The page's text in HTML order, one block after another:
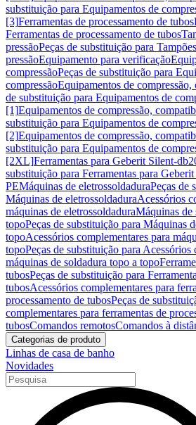
substituição para Equipamentos de
[3]Ferramentas de processamento de tubos
Ferramentas de processamento de tubos
pressãoPeças de substituição para
pressãoEquipamento para verificação
compressãoPeças de substituição para
compressãoEquipamentos de
de substituição para Equipamentos de
[1]Equipamentos de compressão,
substituição para Equipamentos de
[2]Equipamentos de compressão,
substituição para Equipamentos de
[2XL]Ferramentas para Geberit Silent-
substituição para Ferramentas para
PEMáquinas de eletrossoldaduraPeças de
Máquinas de eletrossoldaduraAcessórios
máquinas de eletrossoldaduraMáquinas de
topoPeças de substituição para Máquinas
topoAcessórios complementares para
topoPeças de substituição para Acessórios
máquinas de soldadura topo a topo
tubosPeças de substituição para
tubosAcessórios complementares para
processamento de tubosPeças de
complementares para ferramentas de
tubosComandos remotosComandos à
Categorias de produto
Linhas de casa de banho
Novidades